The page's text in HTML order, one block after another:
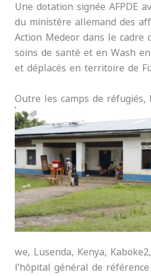
Une dotation signée AFPDE
du ministère allemand des
Action Medeor dans le cadre
soins de santé et en Wash
et déplacés en territoire de
Outre les camps de réfugiés,
we, Lusenda, Kenya,
l’hôpital général de référence